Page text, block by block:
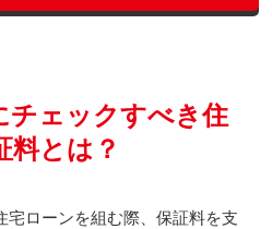
チェックすべき住
料とは？
宅ローンを組む際、保証料を支